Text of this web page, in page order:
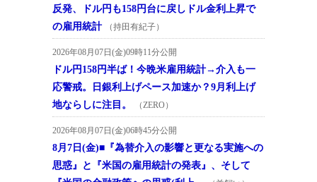
反発、ドル円も158円台に戻しドル金利上昇で
の雇用統計
（持田有紀子）
2026年08月07日(金)09時11分公開
ドル円158円半ば！今晩米雇用統計→介入も一
応警戒。日銀利上げペース加速か？9月利上げ
地ならしに注目。
（ZERO）
2026年08月07日(金)06時45分公開
8月7日(金)■『為替介入の影響と更なる実施への
思惑』と『米国の雇用統計の発表』、そして